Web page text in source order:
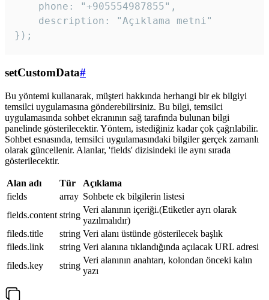
    phone: "+905554987855",
    description: "Açıklama metni"
});
setCustomData#
Bu yöntemi kullanarak, müşteri hakkında herhangi bir ek bilgiyi
temsilci uygulamasına gönderebilirsiniz. Bu bilgi, temsilci
uygulamasında sohbet ekranının sağ tarafında bulunan bilgi
panelinde gösterilecektir. Yöntem, istediğiniz kadar çok çağrılabilir.
Sohbet esnasında, temsilci uygulamasındaki bilgiler gerçek zamanlı
olarak güncellenir. Alanlar, 'fields' dizisindeki ile aynı sırada
gösterilecektir.
Alan adı Tür
Açıklama
fields
array Sohbete ek bilgilerin listesi
fields.content string
Veri alanının içeriği.(Etiketler ayrı olarak
yazılmalıdır)
fileds.title
string Veri alanı üstünde gösterilecek başlık
fileds.link
string Veri alanına tıklandığında açılacak URL adresi
fileds.key
string
Veri alanının anahtarı, kolondan önceki kalın
yazı